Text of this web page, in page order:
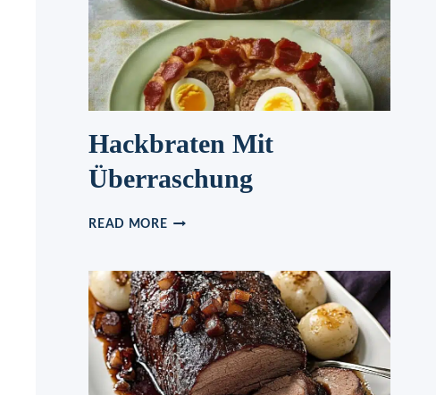
UND
GESUND
Hackbraten Mit
Überraschung
READ MOREHACKBRATEN